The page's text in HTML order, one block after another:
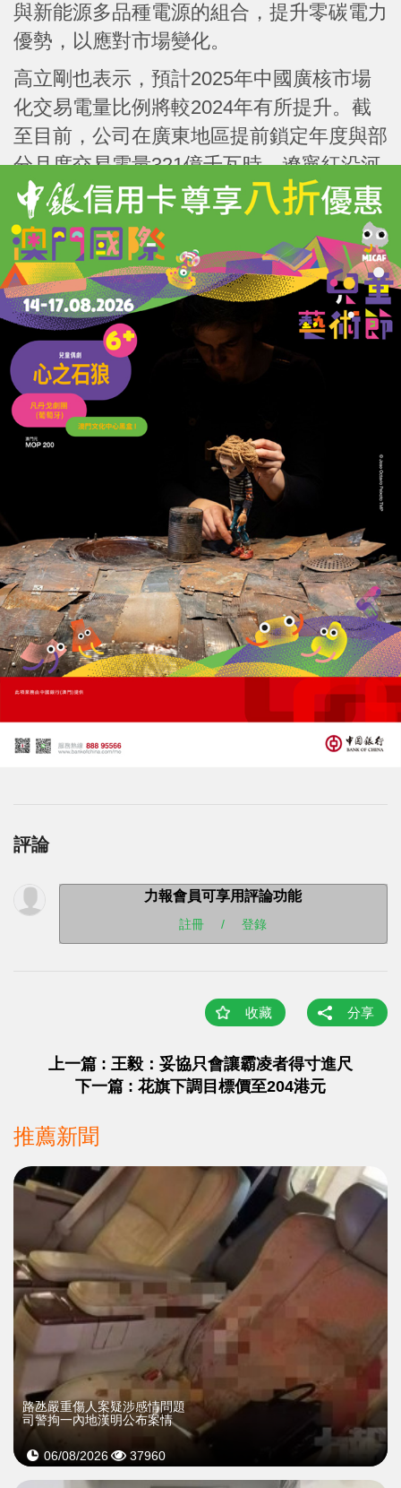
與新能源多品種電源的組合，提升零碳電力
優勢，以應對市場變化。
高立剛也表示，預計2025年中國廣核市場
化交易電量比例將較2024年有所提升。截
至目前，公司在廣東地區提前鎖定年度與部
分月度交易電量321億千瓦時，遼寧紅沿河
核電成交324億千瓦時，福建寧德核電成交
198億千瓦時，廣西防城港成交157億千瓦
時。
高立剛指出，2025年面對更加複雜的市場
環境，公司將加強市場開發力度，完善電力
市場營銷機制，多渠道、多方式爭取更多上
網電量及更有利的市場電價，努力在波動中
實現穩健增長。 （編輯部）
評論
力報會員可享用評論功能
註冊 / 登錄
收藏 分享
上一篇 : 王毅：妥協只會讓霸凌者得寸進尺
下一篇 : 花旗下調目標價至204港元
推薦新聞
​路氹嚴重傷人案疑涉感情問題
司警拘一內地漢明公布案情
06/08/2026 37960